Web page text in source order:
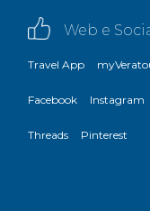
Web e
Travel App
Facebook Instagram
Threads Pinterest